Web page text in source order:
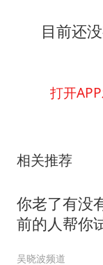
目前还
打开
相关推荐
你老了有没
前的人帮你
吴晓波频道